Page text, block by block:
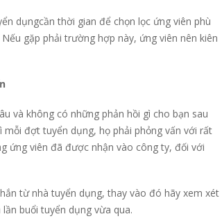
dụngcần thời gian để chọn lọc ứng viên phù
gặp phải trường hợp này, ứng viên nên kiên
và không có những phản hồi gì cho bạn sau
mỗi đợt tuyển dụng, họ phải phỏng vấn với rất
ứng viên đã được nhận vào công ty, đối với
từ nhà tuyển dụng, thay vào đó hãy xem xét
buổi tuyển dụng vừa qua.